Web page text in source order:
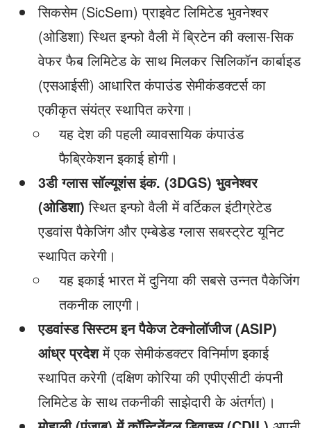
सिकसेम (SicSem) प्राइवेट लिमिटेड भुवनेश्वर
(ओडिशा) स्थित इन्फो वैली में ब्रिटेन की क्लास-सिक
वेफर फैब लिमिटेड के साथ मिलकर सिलिकॉन कार्बाइड
(एसआईसी) आधारित कंपाउंड सेमीकंडक्टर्स का
एकीकृत संयंत्र स्थापित करेगा।
यह देश की पहली व्यावसायिक कंपाउंड
फैब्रिकेशन इकाई होगी।
3डी ग्लास सॉल्यूशंस इंक. (3DGS) भुवनेश्वर
(ओडिशा) स्थित इन्फो वैली में वर्टिकल इंटीग्रेटेड
एडवांस पैकेजिंग और एम्बेडेड ग्लास सबस्ट्रेट यूनिट
स्थापित करेगी।
यह इकाई भारत में दुनिया की सबसे उन्नत पैकेजिंग
तकनीक लाएगी।
एडवांस्ड सिस्टम इन पैकेज टेक्नोलॉजीज (ASIP)
आंध्र प्रदेशमें एक सेमीकंडक्टर विनिर्माण इकाई
स्थापित करेगी (दक्षिण कोरिया की एपीएसीटी कंपनी
लिमिटेड के साथ तकनीकी साझेदारी के अंतर्गत)।